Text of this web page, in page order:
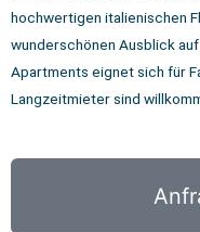
hochwertigen italienischen
wunderschönen Ausblick
Apartments eignet sich für
Langzeitmieter sind